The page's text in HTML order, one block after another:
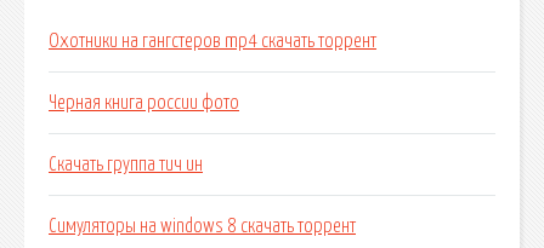
Охотники на гангстеров mp4 скачать торрент
Черная книга россии фото
Скачать группа тич ин
Симуляторы на windows 8 скачать торрент